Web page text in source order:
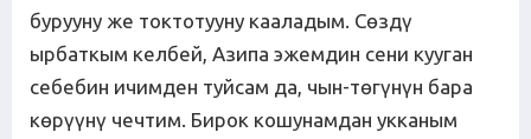
бурууну же токтотууну кааладым. Сөздү
ырбаткым келбей, Азипа эжемдин сени кууган
себебин ичимден туйсам да, чын-төгүнүн бара
көрүүнү чечтим. Бирок кошунамдан укканым